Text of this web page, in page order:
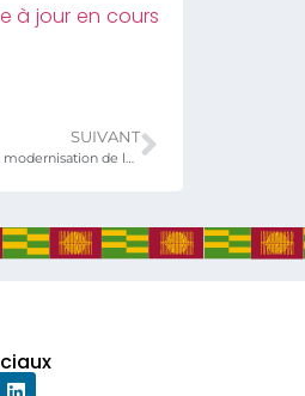
à jour en cours
SUIVANT
La Représentation nationale marque son adhésion à la modernisation de la Chambre de commerce et d’industrie du Togo (CCI-Togo)